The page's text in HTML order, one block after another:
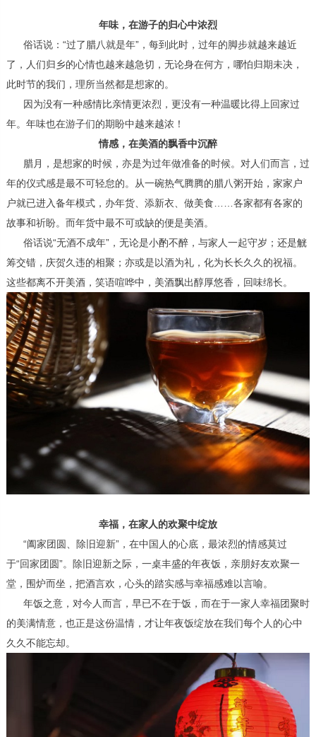
年味，在游子的归心中浓烈
俗话说：“过了腊八就是年”，每到此时，过年的脚步就越来越近
了，人们归乡的心情也越来越急切，无论身在何方，哪怕归期未决，
此时节的我们，理所当然都是想家的。
因为没有一种感情比亲情更浓烈，更没有一种温暖比得上回家过
年。年味也在游子们的期盼中越来越浓！
情感，在美酒的飘香中沉醉
腊月，是想家的时候，亦是为过年做准备的时候。对人们而言，过
年的仪式感是最不可轻怠的。从一碗热气腾腾的腊八粥开始，家家户
户就已进入备年模式，办年货、添新衣、做美食……各家都有各家的
故事和祈盼。而年货中最不可或缺的便是美酒。
俗话说“无酒不成年”，无论是小酌不醉，与家人一起守岁；还是觥
筹交错，庆贺久违的相聚；亦或是以酒为礼，化为长长久久的祝福。
这些都离不开美酒，笑语喧哗中，美酒飘出醇厚悠香，回味绵长。
幸福，在家人的欢聚中绽放
“阖家团圆、除旧迎新”，在中国人的心底，最浓烈的情感莫过
于“回家团圆”。除旧迎新之际，一桌丰盛的年夜饭，亲朋好友欢聚一
堂，围炉而坐，把酒言欢，心头的踏实感与幸福感难以言喻。
年饭之意，对今人而言，早已不在于饭，而在于一家人幸福团聚时
的美满情意，也正是这份温情，才让年夜饭绽放在我们每个人的心中
久久不能忘却。